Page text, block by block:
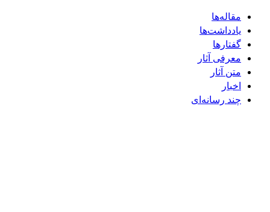
مقاله‌ها
یادداشت‌ها
گفتارها
معرفی آثار
متن آثار
اخبار
چند رسانه‌ای